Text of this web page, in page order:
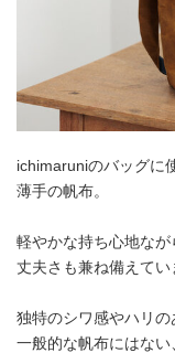
ichimaruniのバッグに
薄手の帆布。
軽やかな持ち心地なが
丈夫さも兼ね備えてい
独特のシワ感やハリの
一般的な帆布にはない